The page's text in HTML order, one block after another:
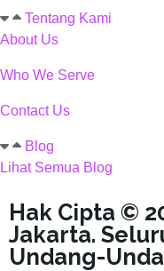
Tentang Kami
About Us
Who We Serve
Contact Us
Blog
Lihat Semua Blog
Hak Cipta ©
Jakarta.
Undang-